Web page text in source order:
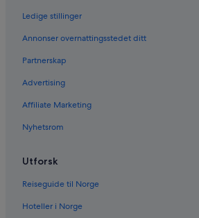
Ledige stillinger
Annonser overnattingsstedet ditt
Partnerskap
Advertising
Affiliate Marketing
Nyhetsrom
Utforsk
Reiseguide til Norge
Hoteller i Norge